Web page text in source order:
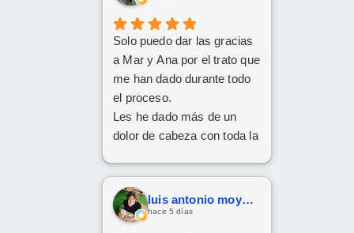
Solo puedo dar las gracias
a Mar y Ana por el trato que
me han dado durante todo
el proceso.
Les he dado más de un
dolor de cabeza con toda la
trámites, pero siempre han
tenido una paciencia
increíble y un trato cercano
luis antonio moya fernandez
hace 5 días